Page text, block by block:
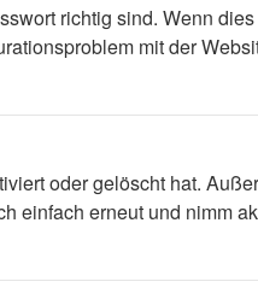
richtig sind. Wenn
mit der
oder gelöscht hat.
einfach erneut und nimm